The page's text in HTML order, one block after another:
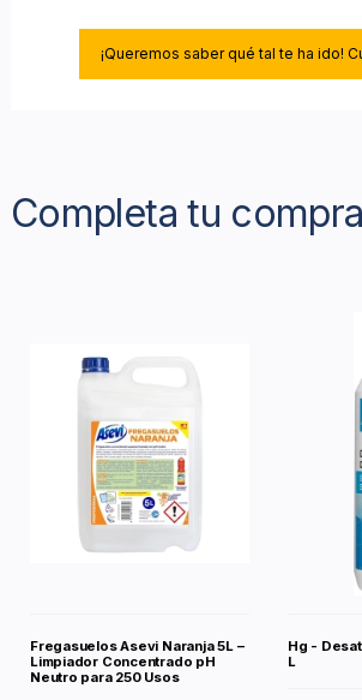
¡Queremos saber qué tal te ha ido!
Completa tu compra
Fregasuelos Asevi Naranja 5L –
Limpiador Concentrado pH
Neutro para 250 Usos
Hg -
L